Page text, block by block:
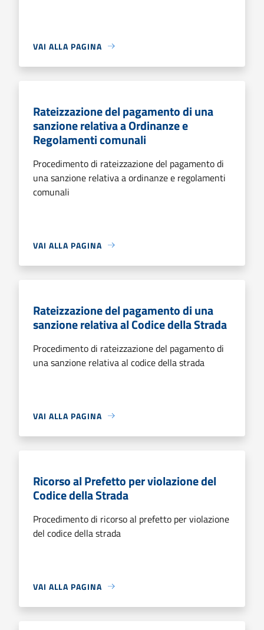
VAI ALLA PAGINA
Rateizzazione del pagamento di una
sanzione relativa a Ordinanze e
Regolamenti comunali
Procedimento di rateizzazione del pagamento di
una sanzione relativa a ordinanze e regolamenti
comunali
VAI ALLA PAGINA
Rateizzazione del pagamento di una
sanzione relativa al Codice della Strada
Procedimento di rateizzazione del pagamento di
una sanzione relativa al codice della strada
VAI ALLA PAGINA
Ricorso al Prefetto per violazione del
Codice della Strada
Procedimento di ricorso al prefetto per violazione
del codice della strada
VAI ALLA PAGINA